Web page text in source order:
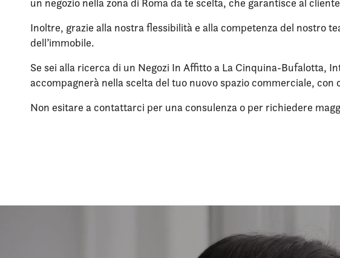
un negozio nella zona di Roma da te scelta, che garantisce al
Inoltre, grazie alla nostra flessibilità e alla competenza del nostro
dell’immobile.
Se sei alla ricerca di un Negozi In Affitto a La Cinquina-Bufalotta,
accompagnerà nella scelta del tuo nuovo spazio commerciale, con
Non esitare a contattarci per una consulenza o per richiedere